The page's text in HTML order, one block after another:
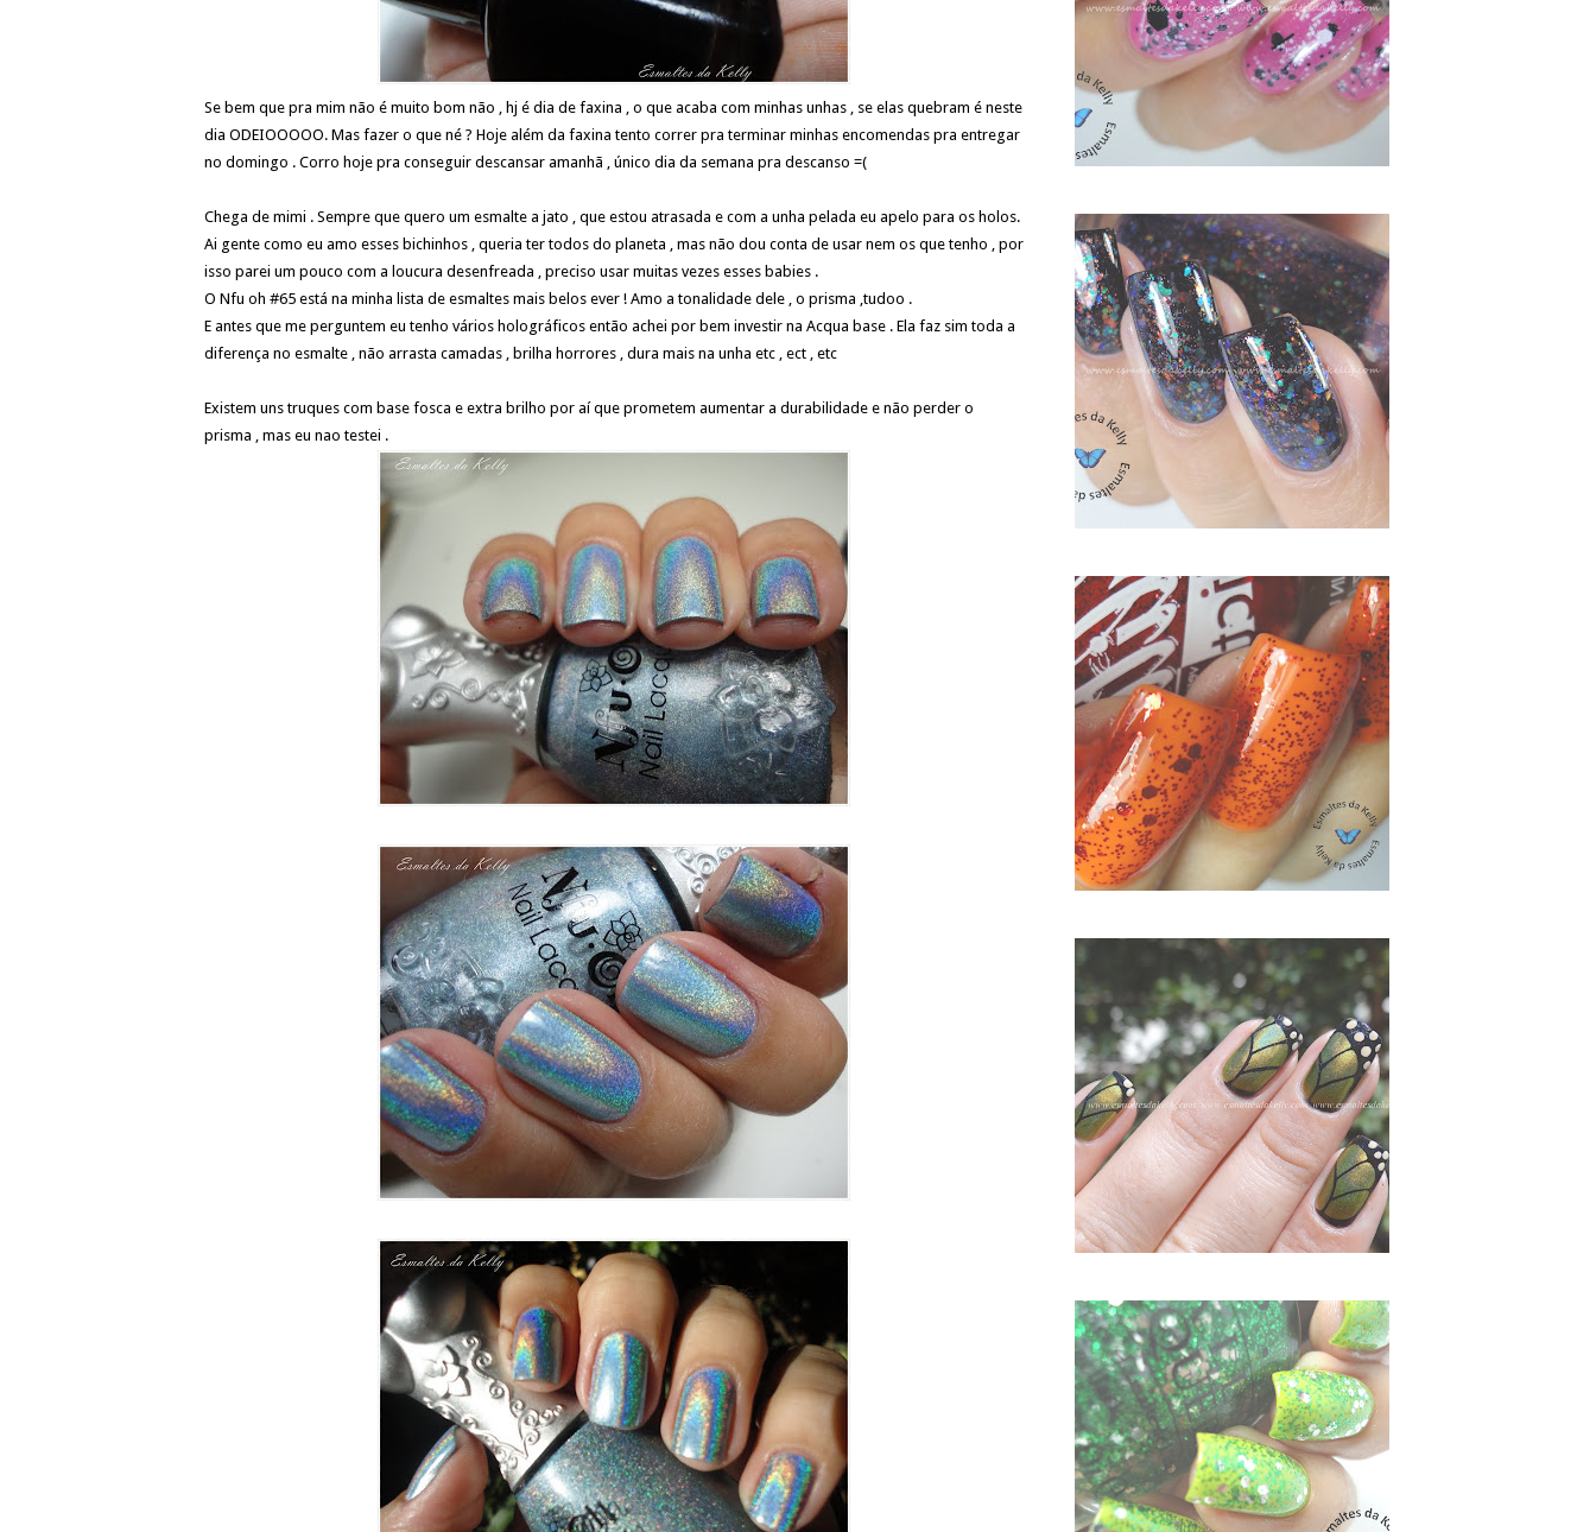
Se bem que pra mim não é muito bom não , hj é dia de faxina , o que acaba com minhas unhas , se elas quebram é neste
dia ODEIOOOOO. Mas fazer o que né ? Hoje além da faxina tento correr pra terminar minhas encomendas pra entregar
no domingo . Corro hoje pra conseguir descansar amanhã , único dia da semana pra descanso =(
Chega de mimi . Sempre que quero um esmalte a jato , que estou atrasada e com a unha pelada eu apelo para os holos.
Ai gente como eu amo esses bichinhos , queria ter todos do planeta , mas não dou conta de usar nem os que tenho , por
isso parei um pouco com a loucura desenfreada , preciso usar muitas vezes esses babies .
O Nfu oh #65 está na minha lista de esmaltes mais belos ever ! Amo a tonalidade dele , o prisma ,tudoo .
E antes que me perguntem eu tenho vários holográficos então achei por bem investir na Acqua base . Ela faz sim toda a
diferença no esmalte , não arrasta camadas , brilha horrores , dura mais na unha etc , ect , etc
Existem uns truques com base fosca e extra brilho por aí que prometem aumentar a durabilidade e não perder o
prisma , mas eu nao testei .
LOLLY - ZOYA MOD MATTE + CONNECT THE DOTS - LYNNDERELLA E RESULTADO DO SORTEIO DAS COMENTARISTAS DOS POSTS PROGRAMADOS
MISTURINHA DE FLOCADOS
CHRIS "COM QUEM VOU SAIR" LORENA + ANIMATE L.A.GIRL GLITTER ADDICT ANIMATE
ACID LEMON E ANIMAL PRINT BUTERFLY
ZOYA MITZI + OPI MUPPETS FRESH FROG OF BEL AIR